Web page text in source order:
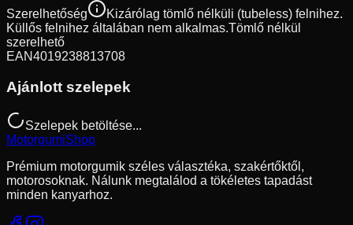
Szerelhetőség
Kizárólag tömlő nélküli (tubeless) felnihez.
Küllős felnihez általában nem alkalmas.Tömlő nélkül
szerelhető
EAN4019238813708
Ajánlott szelepek
Szelepek betöltése...
MotorgumiShop
Prémium motorgumik széles választéka, szakértőktől,
motorosoknak. Nálunk megtalálod a tökéletes tapadást
minden kanyarhoz.